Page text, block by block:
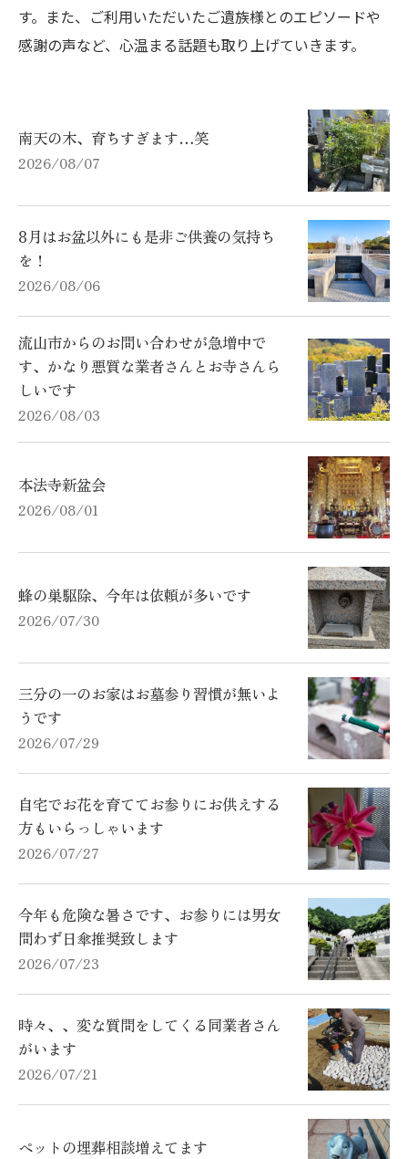
す。また、ご利用いただいたご遺族様とのエピソードや
感謝の声など、心温まる話題も取り上げていきます。
南天の木、育ちすぎます…笑
2026/08/07
8月はお盆以外にも是非ご供養の気持ち
を！
2026/08/06
流山市からのお問い合わせが急増中で
す、かなり悪質な業者さんとお寺さんら
しいです
2026/08/03
本法寺新盆会
2026/08/01
蜂の巣駆除、今年は依頼が多いです
2026/07/30
三分の一のお家はお墓参り習慣が無いよ
うです
2026/07/29
自宅でお花を育ててお参りにお供えする
方もいらっしゃいます
2026/07/27
今年も危険な暑さです、お参りには男女
問わず日傘推奨致します
2026/07/23
時々、、変な質問をしてくる同業者さん
がいます
2026/07/21
ペットの埋葬相談増えてます